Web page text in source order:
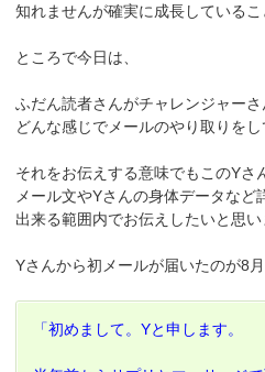
知れませんが確実に成長しているこ
ところで今日は、
ふだん読者さんがチャレンジャーさ
どんな感じでメールのやり取りを
それをお伝えする意味でもこのYさ
メール文やYさんの身体データなど
出来る範囲内でお伝えしたいと思い
Yさんから初メールが届いたのが8月
「初めまして。Yと申します。